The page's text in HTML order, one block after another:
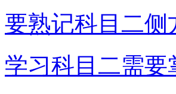
要熟记科目二侧
学习科目二需